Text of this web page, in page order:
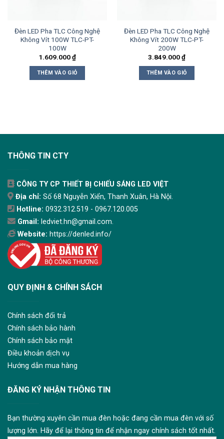
Đèn LED Pha TLC Công Nghệ
Không Vít 100W TLC-PT-
100W
1.609.000₫
THÊM VÀO GIỎ
Đèn LED Pha TLC Công Nghệ
Không Vít 200W TLC-PT-
200W
3.849.000₫
THÊM VÀO GIỎ
THÔNG TIN CTY
CÔNG TY CP THIẾT BỊ CHIẾU SÁNG LED VIỆT
Địa chỉ: Số 68 Nguyễn Xiển, Thanh Xuân, Hà Nội.
Hotline: 0932.312.519 - 0967.120.005
Gmail: ledviet.hn@gmail.com.
Website: https://denled.info/
QUY ĐỊNH & CHÍNH SÁCH
Chính sách đổi trả
Chính sách bảo hành
Chính sách bảo mật
Điều khoản dịch vụ
Hướng dẫn mua hàng
ĐĂNG KÝ NHẬN THÔNG TIN
Bạn thường xuyên cần mua đèn hoặc đang cần mua đèn với số
lượng lớn. Hãy để lại thông tin để nhận ngay chính sách tốt nhất.